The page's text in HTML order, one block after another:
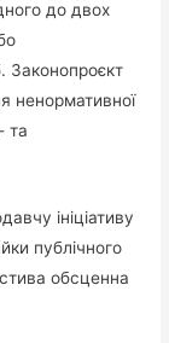
до двох
Законопроєкт
ненормативної
та
ініціативу
публічного
обсценна